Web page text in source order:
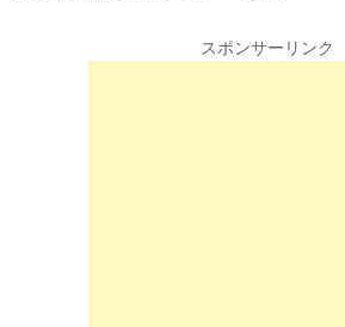
スポンサーリンク